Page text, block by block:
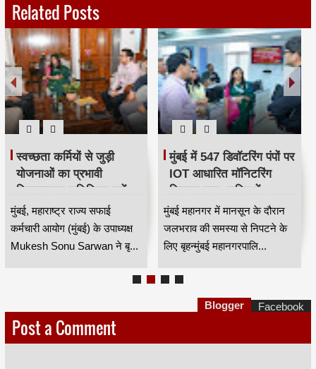
Related Posts
स्वच्छता कर्मियों से जुड़ी
योजनाओं का प्रभावी
क्रियान्वयन सुनिश्चित करें —
महाराष्ट्र राज्य सफाई
कर्मचारी आयोग के उपाध्यक्ष
मुकेश सोनू सरवान HKA
मुंबई, महाराष्ट्र राज्य सफाई
कर्मचारी आयोग (मुंबई) के उपाध्यक्ष
Mukesh Sonu Sarwan ने बृ...
मुंबई में 547 डिवॉटरिंग पंपों पर
IOT आधारित मॉनिटरिंग
सिस्टम लागू, बारिश में
जलभराव नियंत्रण होगा
अधिक प्रभावी
मुंबई महानगर में मानसून के दौरान
जलभराव की समस्या से निपटने के
लिए बृहन्मुंबई महानगरपालि...
Post a Comment
Blogger Facebook